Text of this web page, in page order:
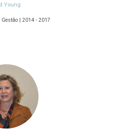
Young
| 2014 - 2017